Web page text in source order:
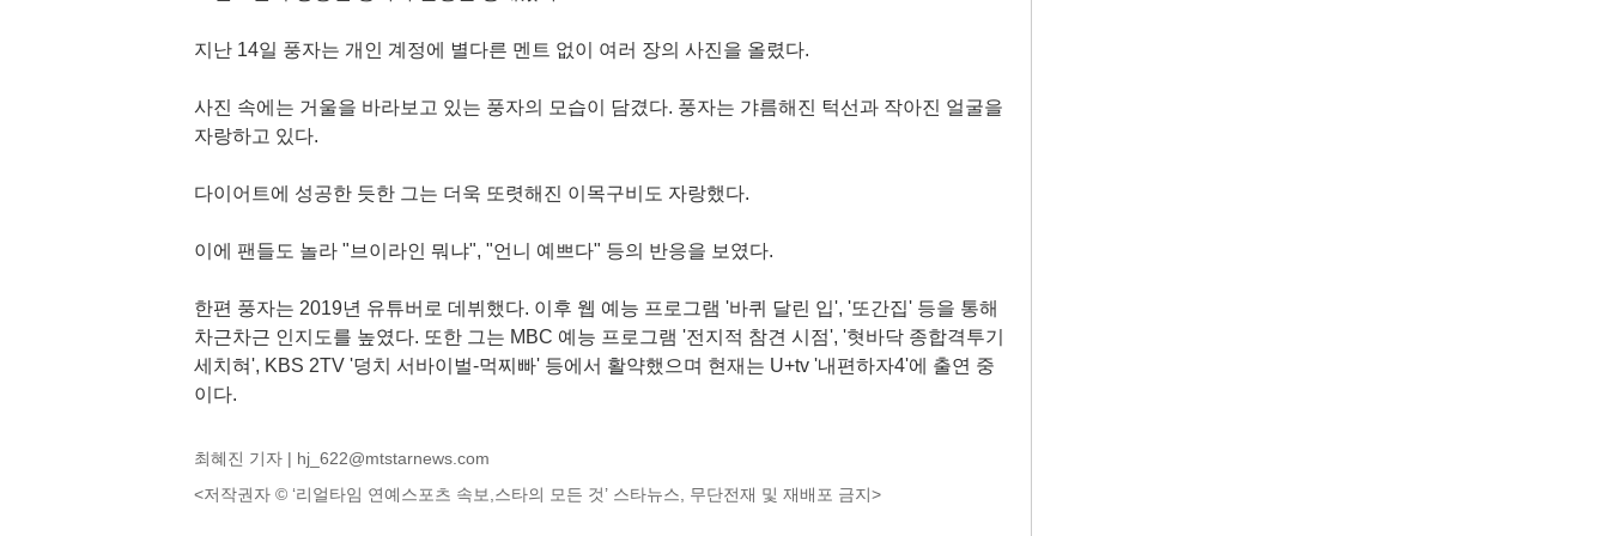
지난 14일 풍자는 개인 계정에 별다른 멘트 없이 여러 장의 사진을 올렸다.
사진 속에는 거울을 바라보고 있는 풍자의 모습이 담겼다. 풍자는 갸름해진 턱선과 작아진 얼굴을
자랑하고 있다.
다이어트에 성공한 듯한 그는 더욱 또렷해진 이목구비도 자랑했다.
이에 팬들도 놀라 "브이라인 뭐냐", "언니 예쁘다" 등의 반응을 보였다.
한편 풍자는 2019년 유튜버로 데뷔했다. 이후 웹 예능 프로그램 '바퀴 달린 입', '또간집' 등을 통해
차근차근 인지도를 높였다. 또한 그는 MBC 예능 프로그램 '전지적 참견 시점', '혓바닥 종합격투기
세치혀', KBS 2TV '덩치 서바이벌-먹찌빠' 등에서 활약했으며 현재는 U+tv '내편하자4'에 출연 중
이다.
최혜진 기자 | hj_622@mtstarnews.com
<저작권자 © ‘리얼타임 연예스포츠 속보,스타의 모든 것’ 스타뉴스, 무단전재 및 재배포 금지>